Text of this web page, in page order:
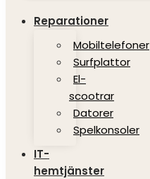
Reparationer
Mobiltelefoner
Surfplattor
El-
scootrar
Datorer
Spelkonsoler
IT-
hemtjänster